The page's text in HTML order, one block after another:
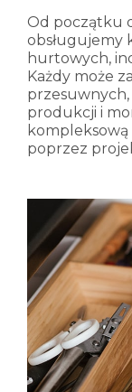
Od początku
obsługujemy
hurtowych,
Każdy może
przesuwnych,
produkcji i
kompleksową
poprzez